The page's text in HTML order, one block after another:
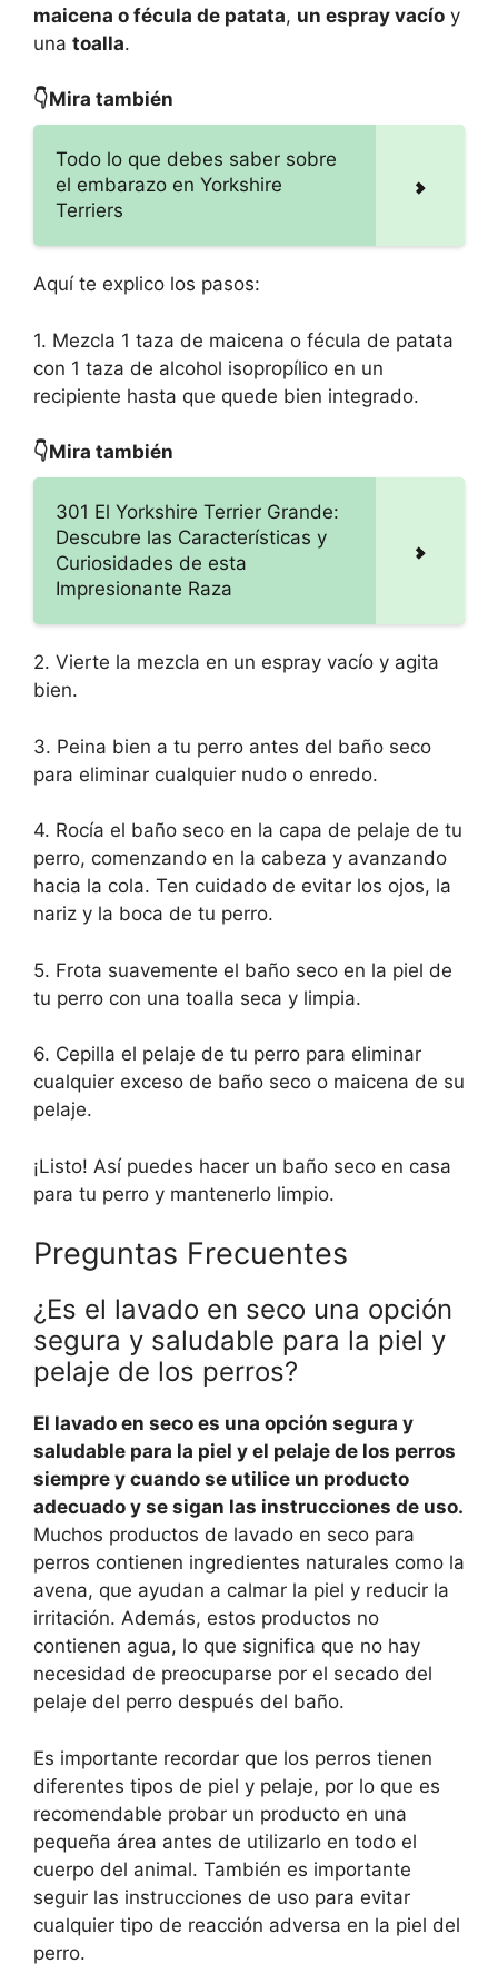
maicena o fécula de patata, un espray vacío y
una toalla.
👇Mira también
Todo lo que debes saber sobre
el embarazo en Yorkshire
Terriers
Aquí te explico los pasos:
1. Mezcla 1 taza de maicena o fécula de patata
con 1 taza de alcohol isopropílico en un
recipiente hasta que quede bien integrado.
👇Mira también
301 El Yorkshire Terrier Grande:
Descubre las Características y
Curiosidades de esta
Impresionante Raza
2. Vierte la mezcla en un espray vacío y agita
bien.
3. Peina bien a tu perro antes del baño seco
para eliminar cualquier nudo o enredo.
4. Rocía el baño seco en la capa de pelaje de tu
perro, comenzando en la cabeza y avanzando
hacia la cola. Ten cuidado de evitar los ojos, la
nariz y la boca de tu perro.
5. Frota suavemente el baño seco en la piel de
tu perro con una toalla seca y limpia.
6. Cepilla el pelaje de tu perro para eliminar
cualquier exceso de baño seco o maicena de su
pelaje.
¡Listo! Así puedes hacer un baño seco en casa
para tu perro y mantenerlo limpio.
Preguntas Frecuentes
¿Es el lavado en seco una opción
segura y saludable para la piel y
pelaje de los perros?
El lavado en seco es una opción segura y
saludable para la piel y el pelaje de los perros
siempre y cuando se utilice un producto
adecuado y se sigan las instrucciones de uso.
Muchos productos de lavado en seco para
perros contienen ingredientes naturales como la
avena, que ayudan a calmar la piel y reducir la
irritación. Además, estos productos no
contienen agua, lo que significa que no hay
necesidad de preocuparse por el secado del
pelaje del perro después del baño.
Es importante recordar que los perros tienen
diferentes tipos de piel y pelaje, por lo que es
recomendable probar un producto en una
pequeña área antes de utilizarlo en todo el
cuerpo del animal. También es importante
seguir las instrucciones de uso para evitar
cualquier tipo de reacción adversa en la piel del
perro.